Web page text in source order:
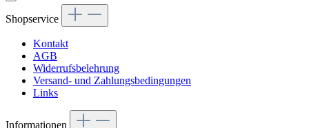
Shopservice
Kontakt
AGB
Widerrufsbelehrung
Versand- und Zahlungsbedingungen
Links
Informationen